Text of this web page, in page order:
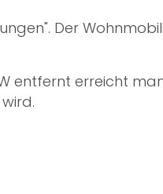
Der
entfernt erreicht